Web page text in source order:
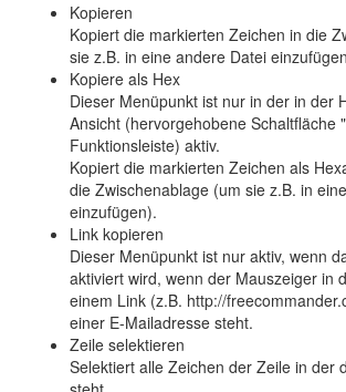
Kopieren
Kopiert die markierten Zeichen in die
sie z.B. in eine andere Datei
Kopiere als Hex
Dieser Menüpunkt ist nur in der in der
Ansicht (hervorgehobene Schaltfläche "
Funktionsleiste) aktiv.
Kopiert die markierten Zeichen als
die Zwischenablage (um sie z.B. in
einzufügen).
Link kopieren
Dieser Menüpunkt ist nur aktiv, wenn
aktiviert wird, wenn der Mauszeiger in
einem Link (z.B. http://
einer E-Mailadresse steht.
Zeile selektieren
Selektiert alle Zeichen der Zeile in der